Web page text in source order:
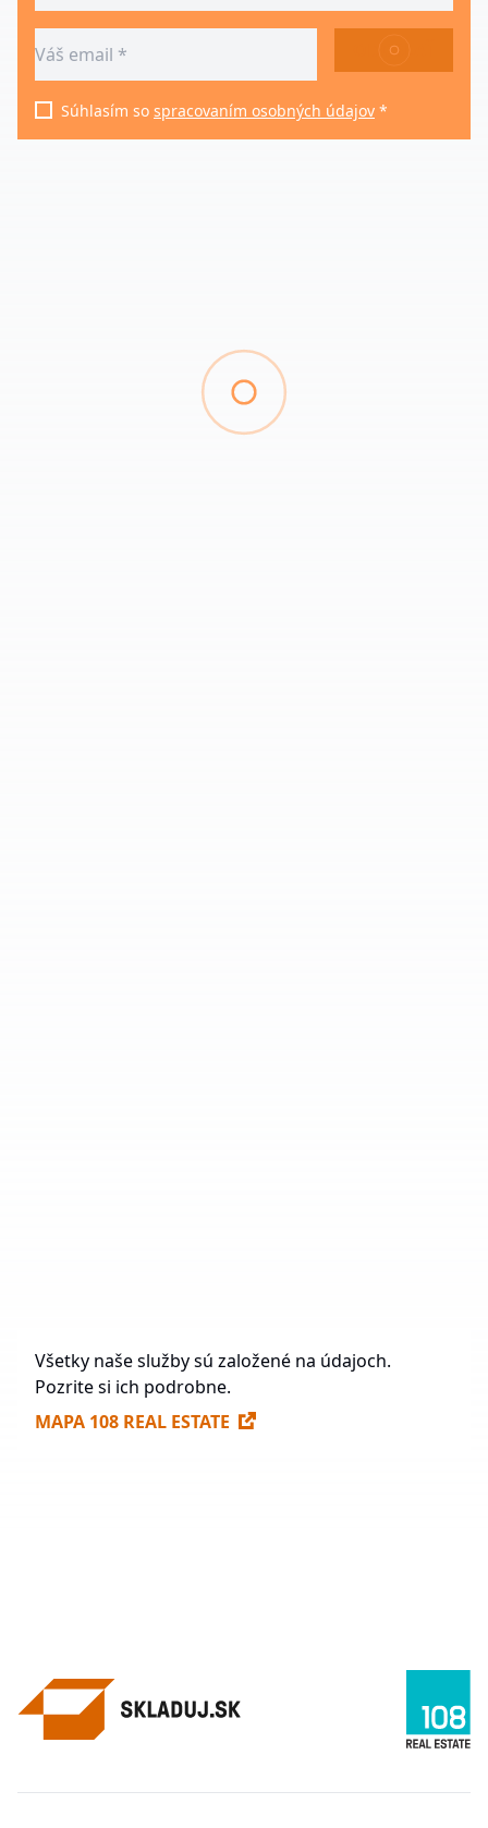
ODOSLAŤ
Súhlasím so spracovaním osobných údajov *
Všetky naše služby sú založené na údajoch.
Pozrite si ich podrobne.
MAPA 108 REAL ESTATE